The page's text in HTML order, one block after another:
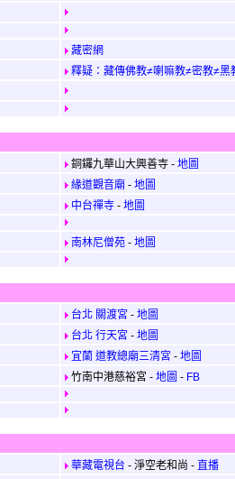
藏密網
釋疑：藏傳佛教≠喇嘛教≠密教≠黑
銅鑼九華山大興善寺 - 地圖
緣道觀音廟 - 地圖
中台禪寺 - 地圖
南林尼僧苑 - 地圖
台北 關渡宮 - 地圖
台北 行天宮 - 地圖
宜蘭 道教總廟三清宮 - 地圖
竹南中港慈裕宮 - 地圖 - FB
華藏電視台 - 淨空老和尚 - 直播